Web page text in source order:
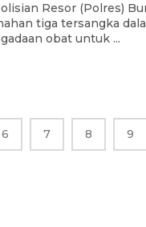
Resor (Polres)
tiga tersangka
obat untuk ...
6 7 8 9